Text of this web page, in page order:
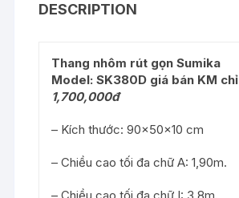
DESCRIPTION
Thang nhôm rút gọn Sumika
Model: SK380D giá bán KM chỉ
1,700,000đ
– Kích thước: 90x50x10 cm
– Chiều cao tối đa chữ A: 1,90m.